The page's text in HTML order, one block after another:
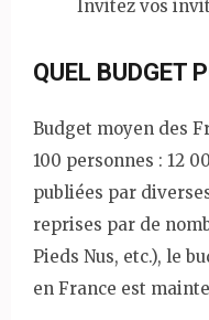
Invitez vos
QUEL BUDGET
Budget moyen des
100 personnes : 12
publiées par
reprises par de
Pieds Nus, etc.), le
en France est